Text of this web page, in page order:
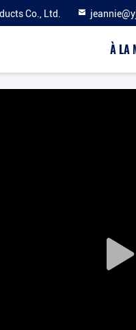
Co., Ltd.
À LA